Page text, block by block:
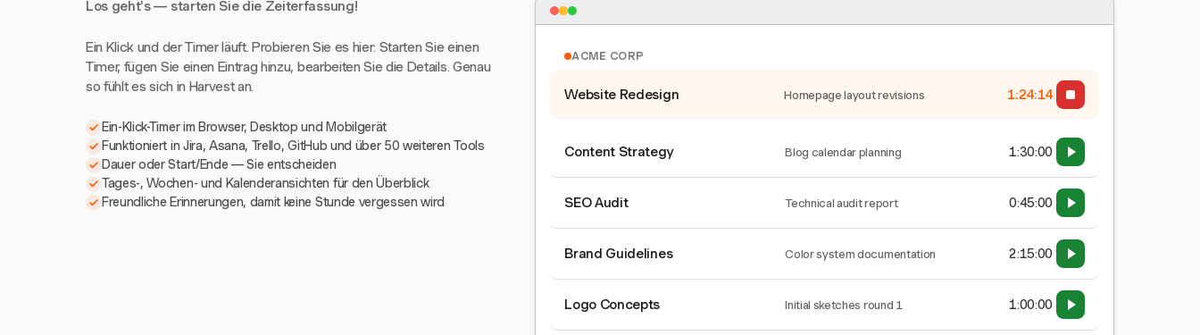
Los geht's — starten Sie die Zeiterfassung!
Ein Klick und der Timer läuft. Probieren Sie es hier: Starten Sie einen
Timer, fügen Sie einen Eintrag hinzu, bearbeiten Sie die Details. Genau
so fühlt es sich in Harvest an.
Ein-Klick-Timer im Browser, Desktop und Mobilgerät
Funktioniert in Jira, Asana, Trello, GitHub und über 50 weiteren Tools
Dauer oder Start/Ende — Sie entscheiden
Tages-, Wochen- und Kalenderansichten für den Überblick
Freundliche Erinnerungen, damit keine Stunde vergessen wird
ACME CORP
Website Redesign Homepage layout revisions 1:24:15
Content Strategy Blog calendar planning 1:30:00
SEO Audit Technical audit report 0:45:00
Brand Guidelines Color system documentation 2:15:00
Logo Concepts Initial sketches round 1 1:00:00